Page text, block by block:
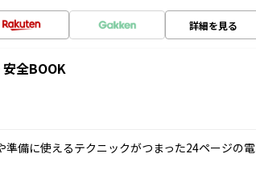
詳細を見る
全BOOK
備に使えるテクニックがつまった24ページの電